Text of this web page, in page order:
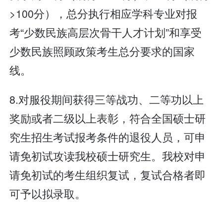
>100分），总分执行相应学科专业对报
考“少数民族高层次骨干人才计划”和享受
少数民族照顾政策考生总分要求的国家
线。
8.对服役期间获得三等战功、二等功以上
奖励或者二级以上表彰，符合全国硕士研
究生招生考试报考条件的退役人员，可申
请免初试攻读我校硕士研究生。我校对申
请免初试的考生组织复试，复试合格者即
可予以拟录取。